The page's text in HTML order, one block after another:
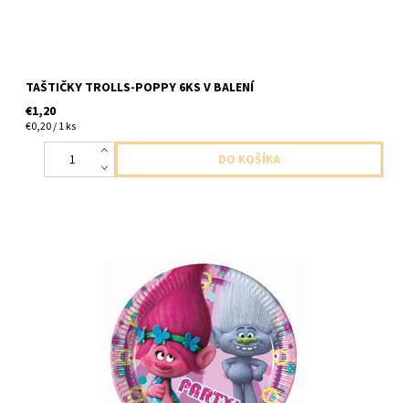
TAŠTIČKY TROLLS-POPPY 6KS V BALENÍ
€1,20
€0,20 / 1 ks
papierovy tanier trolls poppy 8ks v balení velkost 19,5cm